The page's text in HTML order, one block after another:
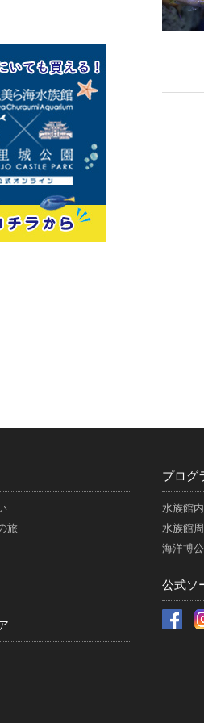
旅
プログ
水族館
水族館
海洋博
公式ソ